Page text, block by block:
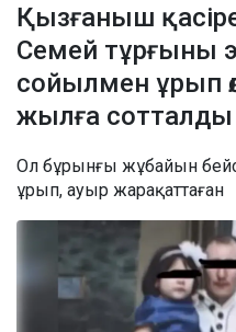
Қызғаныш
Семей тұрғыны
сойылмен ұрып
жылға сотталды
Ол бұрынғы жұбайын
ұрып, ауыр жарақаттаған